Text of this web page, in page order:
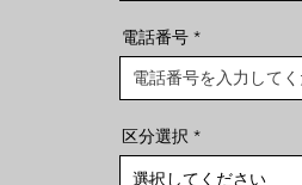
電話番号
区分選択